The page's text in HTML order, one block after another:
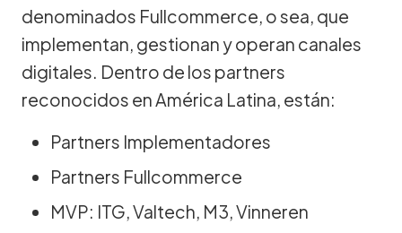
denominados Fullcommerce, o sea, que
implementan, gestionan y operan canales
digitales. Dentro de los partners
reconocidos en América Latina, están:
Partners Implementadores
Partners Fullcommerce
MVP: ITG, Valtech, M3, Vinneren